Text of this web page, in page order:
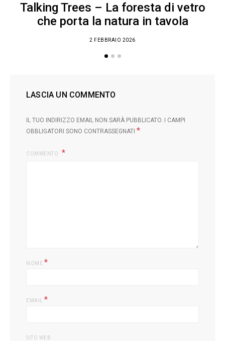
Talking Trees – La foresta di vetro
che porta la natura in tavola
2 FEBBRAIO 2026
LASCIA UN COMMENTO
IL TUO INDIRIZZO EMAIL NON SARÀ PUBBLICATO.
I CAMPI
OBBLIGATORI SONO CONTRASSEGNATI *
COMMENTO
NOME *
EMAIL *
SITO WEB